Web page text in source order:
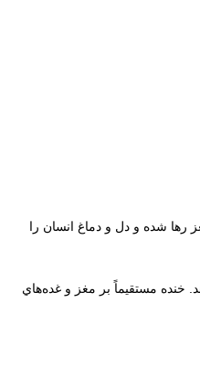
رها شده و دل و دماغ انسان را
مستقيماً بر مغز و غده‌هاي